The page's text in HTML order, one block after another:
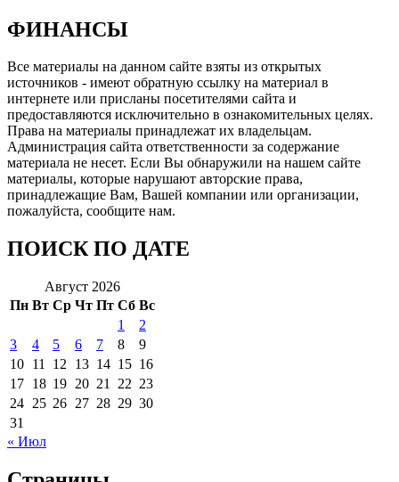
ФИНАНСЫ
Все материалы на данном сайте взяты из открытых
источников - имеют обратную ссылку на материал в
интернете или присланы посетителями сайта и
предоставляются исключительно в ознакомительных целях.
Права на материалы принадлежат их владельцам.
Администрация сайта ответственности за содержание
материала не несет. Если Вы обнаружили на нашем сайте
материалы, которые нарушают авторские права,
принадлежащие Вам, Вашей компании или организации,
пожалуйста, сообщите нам.
ПОИСК ПО ДАТЕ
Август 2026
Пн Вт Ср Чт Пт Сб Вс
1
2
3
4 5 6 7 8
9
10 11 12 13 14 15 16
17 18 19 20 21 22 23
24 25 26 27 28 29 30
31
« Июл